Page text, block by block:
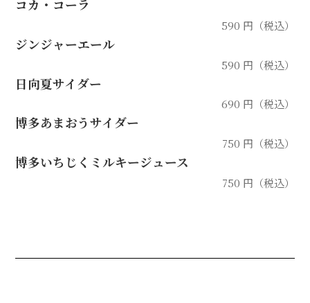
コカ・コーラ
590 円（税込）
ジンジャーエール
590 円（税込）
日向夏サイダー
690 円（税込）
博多あまおうサイダー
750 円（税込）
博多いちじくミルキージュース
750 円（税込）